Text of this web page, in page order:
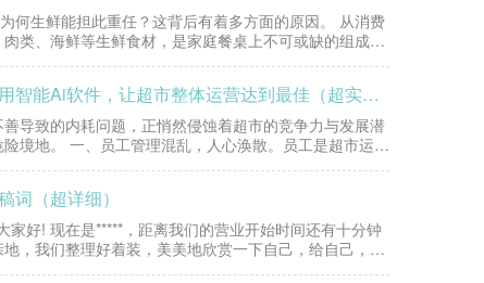
何生鲜能担此重任？这背后有着多方面的原因。 从消费
类、海鲜等生鲜食材，是家庭餐桌上不可或缺的组成部
超市西银软件超市海报软件超市一定要警惕四大误区，使用智能Ai软件，让超市整体运营达到最佳（超实用）
导致的内耗问题，正悄然侵蚀着超市的竞争力与发展潜
境地。 一、员工管理混乱，人心涣散。员工是超市运营
词（超详细）
好! 现在是*****，距离我们的营业开始时间还有十分钟
，我们整理好着装，美美地欣赏一下自己，给自己，也